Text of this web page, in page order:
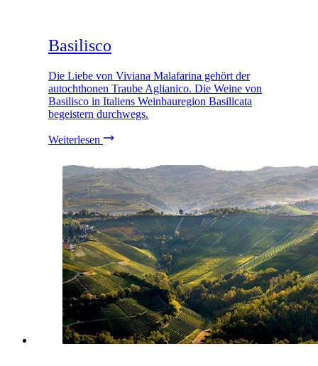
Basilisco
Die Liebe von Viviana Malafarina gehört der
autochthonen Traube Aglianico. Die Weine von
Basilisco in Italiens Weinbauregion Basilicata
begeistern durchwegs.
Weiterlesen